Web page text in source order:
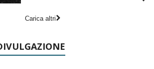
Carica altri